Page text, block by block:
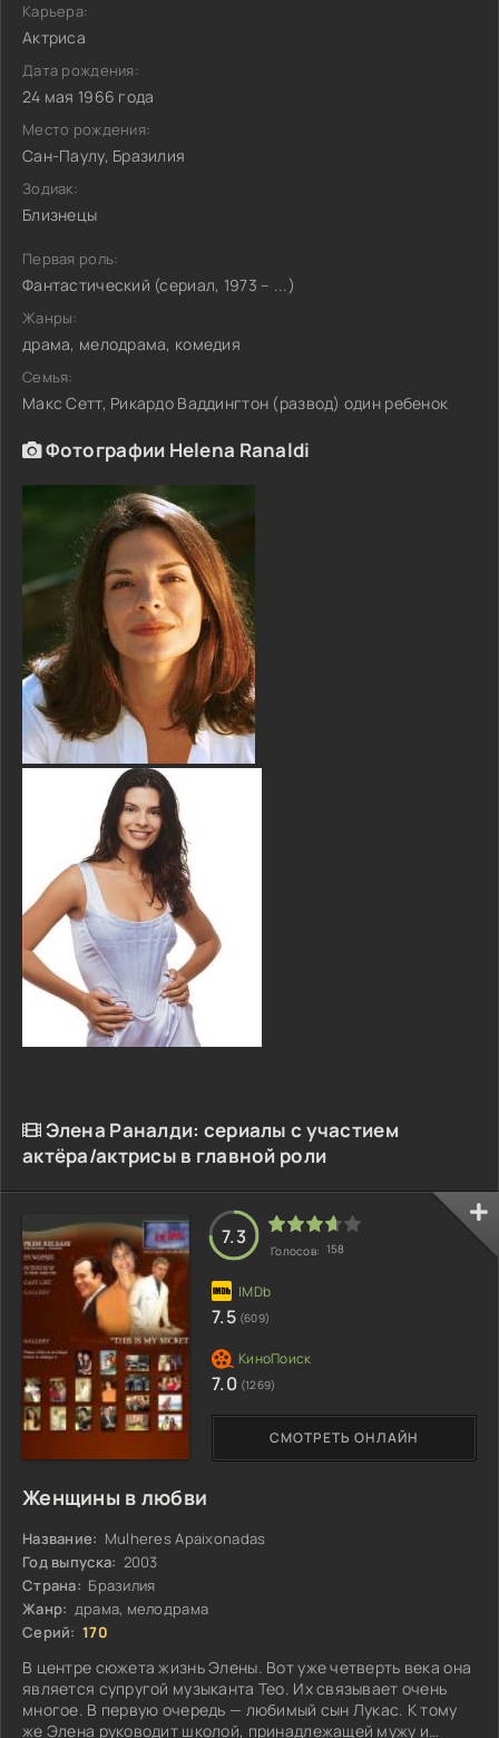
Карьера:
Актриса
Дата рождения:
24 мая 1966 года
Место рождения:
Сан-Паулу, Бразилия
Зодиак:
Близнецы
Первая роль:
Фантастический (сериал, 1973 – ...)
Жанры:
драма, мелодрама, комедия
Семья:
Макс Сетт, Рикардо Ваддингтон (развод) один ребенок
Фотографии Helena Ranaldi
Элена Раналди: сериалы с участием
актёра/актрисы в главной роли
Женщины в любви
Название: Mulheres Apaixonadas
Год выпуска: 2003
Страна: Бразилия
Жанр: драма, мелодрама
Серий: 170
В центре сюжета жизнь Элены. Вот уже четверть века она
является супругой музыканта Тео. Их связывает очень
многое. В первую очередь — любимый сын Лукас. К тому
же Элена руководит школой, принадлежащей мужу и
СМОТРЕТЬ ОНЛАЙН
7.3
Голосов: 158
7.5 (609)
7.0 (1269)